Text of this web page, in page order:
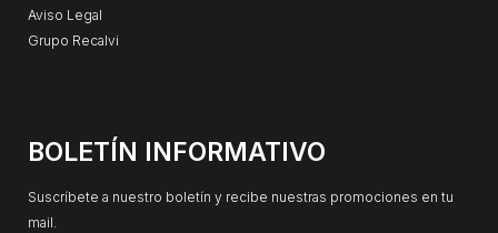
Aviso Legal
Grupo Recalvi
BOLETÍN INFORMATIVO
Suscríbete a nuestro boletín y recibe nuestras promociones en tu
mail.